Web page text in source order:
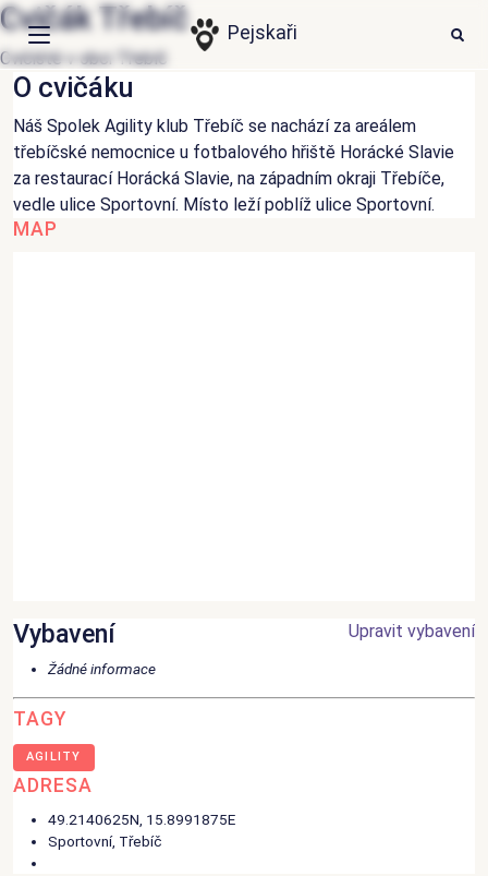
Pejskaři
Události
Články
Psí aktivity
Místa
Cvičák Třebíč
Cvičiště v obci Třebíč
O cvičáku
Náš Spolek Agility klub Třebíč se nachází za areálem
třebíčské nemocnice u fotbalového hřiště Horácké Slavie
za restaurací Horácká Slavie, na západním okraji Třebíče,
vedle ulice Sportovní. Místo leží poblíž ulice Sportovní.
MAP
Vybavení Upravit vybavení
Žádné informace
TAGY
AGILITY
ADRESA
49.2140625N, 15.8991875E
Sportovní, Třebíč